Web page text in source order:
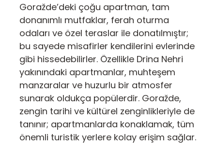
Goražde’deki çoğu apartman, tam
donanımlı mutfaklar, ferah oturma
odaları ve özel teraslar ile donatılmıştır;
bu sayede misafirler kendilerini evlerinde
gibi hissedebilirler. Özellikle Drina Nehri
yakınındaki apartmanlar, muhteşem
manzaralar ve huzurlu bir atmosfer
sunarak oldukça popülerdir. Goražde,
zengin tarihi ve kültürel zenginlikleriyle de
tanınır; apartmanlarda konaklamak, tüm
önemli turistik yerlere kolay erişim sağlar.